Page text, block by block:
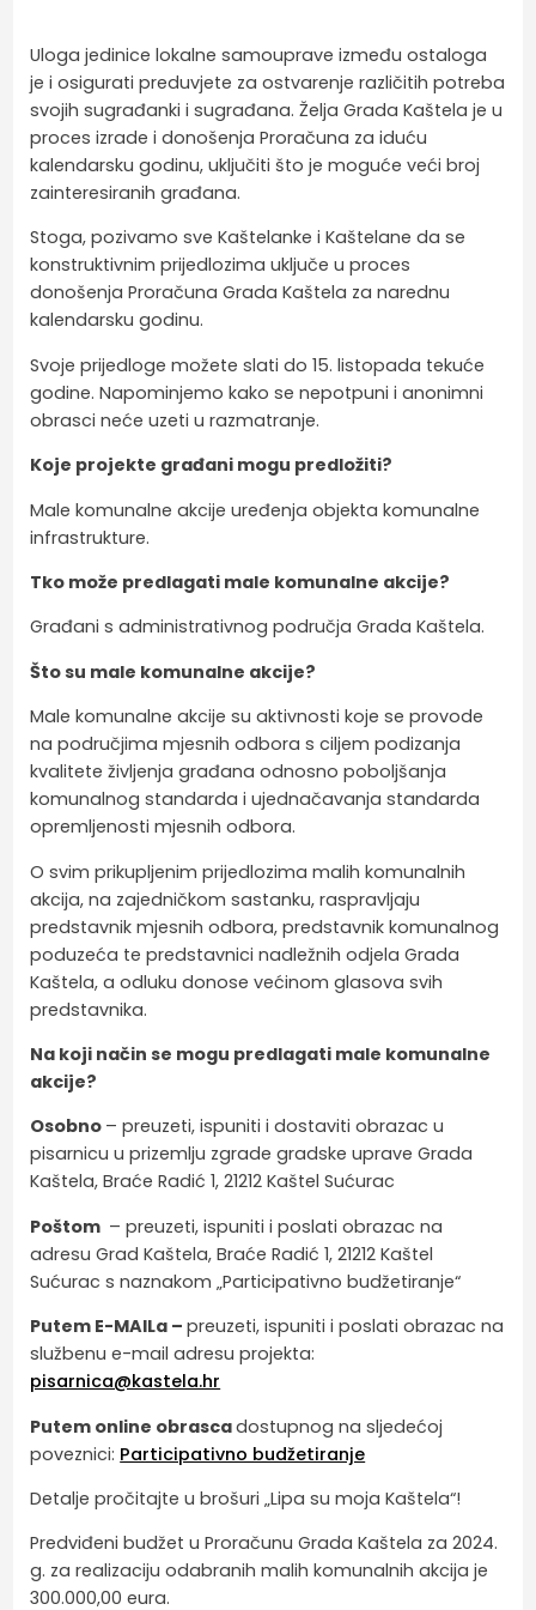
Uloga jedinice lokalne samouprave između ostaloga
je i osigurati preduvjete za ostvarenje različitih potreba
svojih sugrađanki i sugrađana. Želja Grada Kaštela je u
proces izrade i donošenja Proračuna za iduću
kalendarsku godinu, uključiti što je moguće veći broj
zainteresiranih građana.
Stoga, pozivamo sve Kaštelanke i Kaštelane da se
konstruktivnim prijedlozima uključe u proces
donošenja Proračuna Grada Kaštela za narednu
kalendarsku godinu.
Svoje prijedloge možete slati do 15. listopada tekuće
godine. Napominjemo kako se nepotpuni i anonimni
obrasci neće uzeti u razmatranje.
Koje projekte građani mogu predložiti?
Male komunalne akcije uređenja objekta komunalne
infrastrukture.
Tko može predlagati male komunalne akcije?
Građani s administrativnog područja Grada Kaštela.
Što su male komunalne akcije?
Male komunalne akcije su aktivnosti koje se provode
na područjima mjesnih odbora s ciljem podizanja
kvalitete življenja građana odnosno poboljšanja
komunalnog standarda i ujednačavanja standarda
opremljenosti mjesnih odbora.
O svim prikupljenim prijedlozima malih komunalnih
akcija, na zajedničkom sastanku, raspravljaju
predstavnik mjesnih odbora, predstavnik komunalnog
poduzeća te predstavnici nadležnih odjela Grada
Kaštela, a odluku donose većinom glasova svih
predstavnika.
Na koji način se mogu predlagati male komunalne
akcije?
Osobno – preuzeti, ispuniti i dostaviti obrazac u
pisarnicu u prizemlju zgrade gradske uprave Grada
Kaštela, Braće Radić 1, 21212 Kaštel Sućurac
Poštom – preuzeti, ispuniti i poslati obrazac na
adresu Grad Kaštela, Braće Radić 1, 21212 Kaštel
Sućurac s naznakom „Participativno budžetiranje“
Putem E-MAILa –preuzeti, ispuniti i poslati obrazac na
službenu e-mail adresu projekta:
pisarnica@kastela.hr
Putem online obrascadostupnog na sljedećoj
poveznici: Participativno budžetiranje
Detalje pročitajte u brošuri „Lipa su moja Kaštela“!
Predviđeni budžet u Proračunu Grada Kaštela za 2024.
g. za realizaciju odabranih malih komunalnih akcija je
300.000,00 eura.